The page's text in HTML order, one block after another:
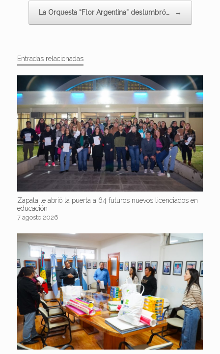
La Orquesta “Flor Argentina” deslumbró… →
Entradas relacionadas
Zapala le abrió la puerta a 64 futuros nuevos licenciados en
educación
7 agosto 2026